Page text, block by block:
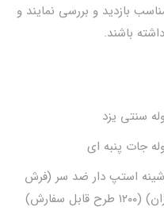
بازدید و بررسی نمایند و
باشند.
سنتی یزد
جات پنبه ای
استپ دار ضد سر (فرش
طرح قابل سفارش)